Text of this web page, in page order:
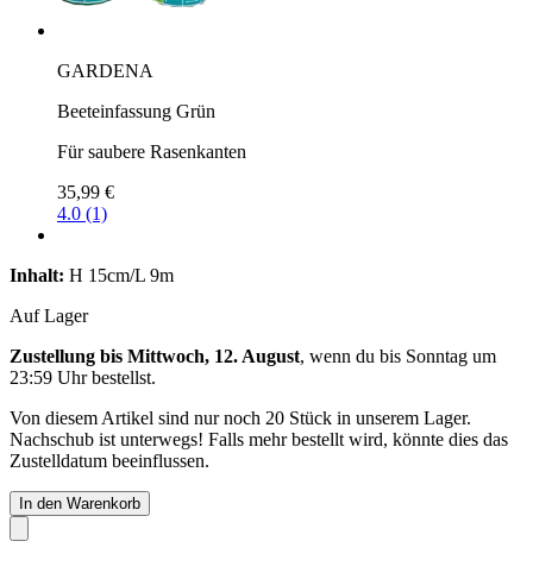
GARDENA
Beeteinfassung Grün
Für saubere Rasenkanten
35,99 €
4.0 (1)
Inhalt: H 15cm/L 9m
Auf Lager
Zustellung bis Mittwoch, 12. August, wenn du bis Sonntag um
23:59 Uhrbestellst.
Von diesem Artikel sind nur noch 20 Stück in unserem Lager.
Nachschub ist unterwegs! Falls mehr bestellt wird, könnte dies das
Zustelldatum beeinflussen.
In den Warenkorb